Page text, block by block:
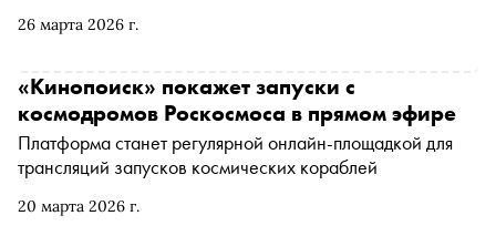
26 марта 2026 г.
20 марта 2026 г.
«Кинопоиск» покажет запуски с
космодромов Роскосмоса в прямом эфире
Платформа станет регулярной онлайн-площадкой для
трансляций запусков космических кораблей